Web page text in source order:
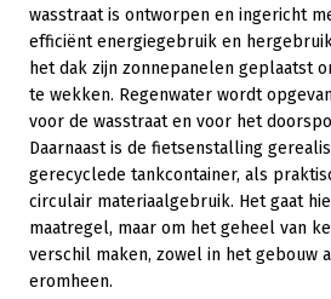
wasstraat is ontworpen en ingericht
efficiënt energiegebruik en
het dak zijn zonnepanelen geplaatst
te wekken. Regenwater wordt
voor de wasstraat en voor het
Daarnaast is de fietsenstalling
gerecyclede tankcontainer, als
circulair materiaalgebruik. Het gaat
maatregel, maar om het geheel van
verschil maken, zowel in het gebouw
eromheen.